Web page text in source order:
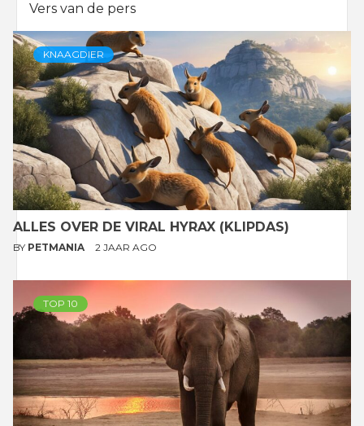
Vers van de pers
KNAAGDIER
ALLES OVER DE VIRAL HYRAX (KLIPDAS)
BY PETMANIA 2 JAAR AGO
TOP 10